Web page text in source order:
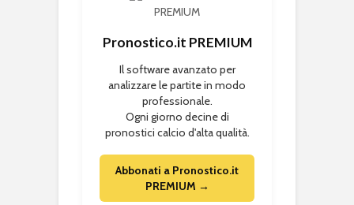
Pronostico.it PREMIUM
Il software avanzato per
analizzare le partite in modo
professionale.
Ogni giorno decine di
pronostici calcio d'alta qualità.
Abbonati a Pronostico.it
PREMIUM →